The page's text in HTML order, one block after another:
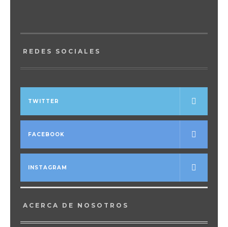
REDES SOCIALES
TWITTER
FACEBOOK
INSTAGRAM
ACERCA DE NOSOTROS